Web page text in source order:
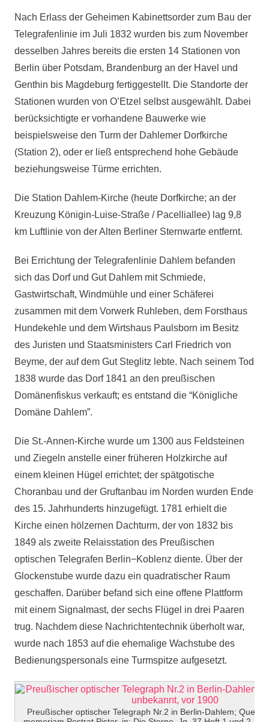
Nach Erlass der Geheimen Kabinettsorder zum Bau der
Telegrafenlinie im Juli 1832 wurden bis zum November
desselben Jahres bereits die ersten 14 Stationen von
Berlin über Potsdam, Brandenburg an der Havel und
Genthin bis Magdeburg fertiggestellt. Die Standorte der
Stationen wurden von O’Etzel selbst ausgewählt. Dabei
berücksichtigte er vorhandene Bauwerke wie
beispielsweise den Turm der Dahlemer Dorfkirche
(Station 2), oder er ließ entsprechend hohe Gebäude
beziehungsweise Türme errichten.
Die Station Dahlem-Kirche (heute Dorfkirche; an der
Kreuzung Königin-Luise-Straße / Pacelliallee) lag 9,8
km Luftlinie von der Alten Berliner Sternwarte entfernt.
Bei Errichtung der Telegrafenlinie Dahlem befanden
sich das Dorf und Gut Dahlem mit Schmiede,
Gastwirtschaft, Windmühle und einer Schäferei
zusammen mit dem Vorwerk Ruhleben, dem Forsthaus
Hundekehle und dem Wirtshaus Paulsborn im Besitz
des Juristen und Staatsministers Carl Friedrich von
Beyme, der auf dem Gut Steglitz lebte. Nach seinem Tod
1838 wurde das Dorf 1841 an den preußischen
Domänenfiskus verkauft; es entstand die “Königliche
Domäne Dahlem”.
Die St.-Annen-Kirche wurde um 1300 aus Feldsteinen
und Ziegeln anstelle einer früheren Holzkirche auf
einem kleinen Hügel errichtet; der spätgotische
Choranbau und der Gruftanbau im Norden wurden Ende
des 15. Jahrhunderts hinzugefügt. 1781 erhielt die
Kirche einen hölzernen Dachturm, der von 1832 bis
1849 als zweite Relaisstation des Preußischen
optischen Telegrafen Berlin−Koblenz diente. Über der
Glockenstube wurde dazu ein quadratischer Raum
geschaffen. Darüber befand sich eine offene Plattform
mit einem Signalmast, der sechs Flügel in drei Paaren
trug. Nachdem diese Nachrichtentechnik überholt war,
wurde nach 1853 auf die ehemalige Wachstube des
Bedienungspersonals eine Turmspitze aufgesetzt.
Preußischer optischer Telegraph Nr.2 in Berlin-Dahlem; Quelle: